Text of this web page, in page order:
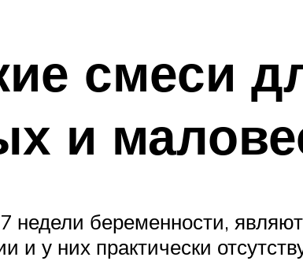
смеси
и
недели беременности,
и у них практически